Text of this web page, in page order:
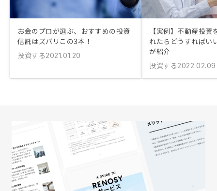
お金のプロが選ぶ、おすすめの投資
信託はズバリこの3本！
投資する2021.01.20
【実例】不動産投
れたらどうすればい
が紹介
投資する2022.02.09